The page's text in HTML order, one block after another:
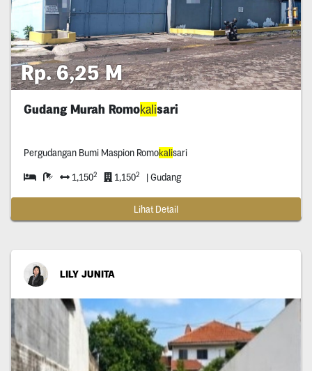
Rp. 6,25 M
Gudang Murah Romokalisari
Pergudangan Bumi Maspion Romokalisari
1,1502 1,1502 | Gudang
Lihat Detail
LILY JUNITA